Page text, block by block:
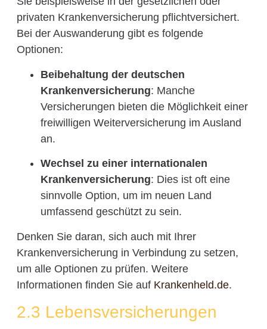
privaten Krankenversicherung pflichtversichert.
Bei der Auswanderung gibt es folgende
Optionen:
Beibehaltung der deutschen
Krankenversicherung: Manche
Versicherungen bieten die Möglichkeit einer
freiwilligen Weiterversicherung im Ausland
an.
Wechsel zu einer internationalen
Krankenversicherung: Dies ist oft eine
sinnvolle Option, um im neuen Land
umfassend geschützt zu sein.
Denken Sie daran, sich auch mit Ihrer
Krankenversicherung in Verbindung zu setzen,
um alle Optionen zu prüfen. Weitere
Informationen finden Sie auf Krankenheld.de.
2.3 Lebensversicherungen